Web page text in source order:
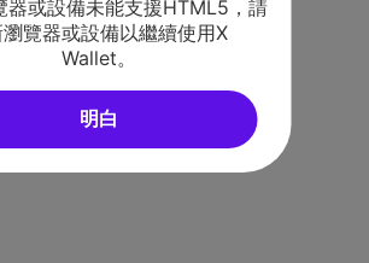
器或設備未能支援HTML5，請
覽器或設備以繼續使用X
Wallet。
明白